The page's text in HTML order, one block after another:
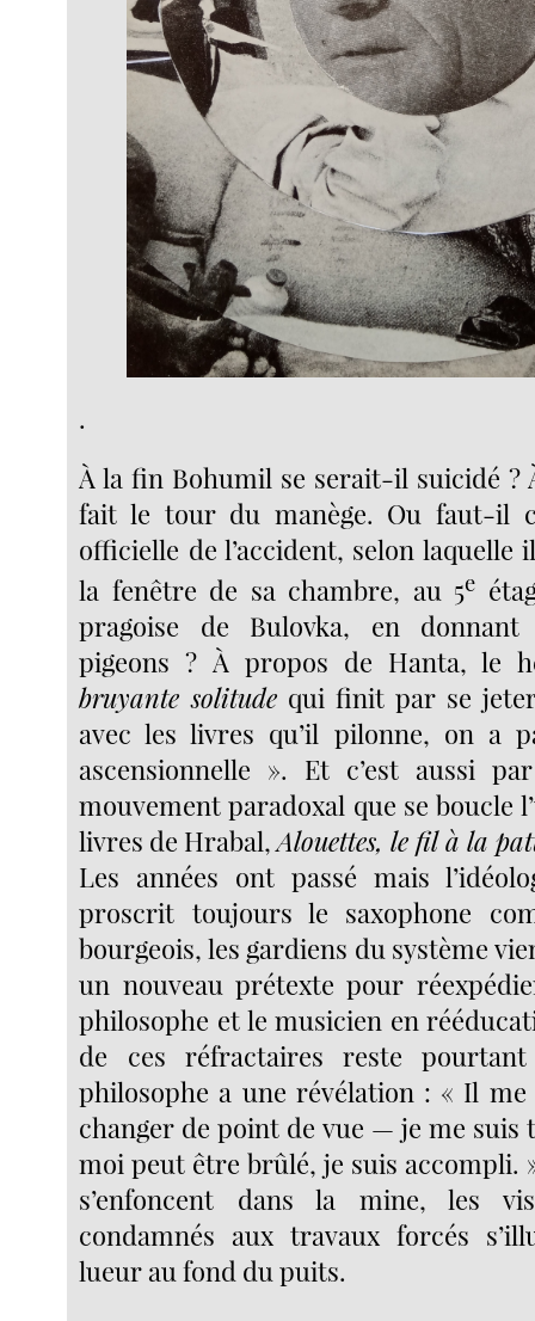
.
À la fin Bohumil se serait-il suicidé ?
fait le tour du manège. Ou faut-il
officielle de l’accident, selon laquelle
la fenêtre de sa chambre, au 5e
pragoise de Bulovka, en
pigeons ? À propos de Hanta, le
bruyante solitude qui finit par se
avec les livres qu’il pilonne, on a
ascensionnelle ». Et c’est aussi
mouvement paradoxal que se boucle
livres de Hrabal,Alouettes, le fil à la
Les années ont passé mais
proscrit toujours le saxophone
bourgeois, les gardiens du système
un nouveau prétexte pour
philosophe et le musicien en
de ces réfractaires reste
philosophe a une révélation : « Il
changer de point de vue — je me
moi peut être brûlé, je suis accompli.
s’enfoncent dans la mine, les
condamnés aux travaux forcés
lueur au fond du puits.